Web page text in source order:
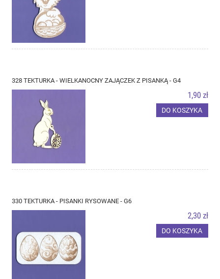
328 TEKTURKA - WIELKANOCNY ZAJĄCZEK Z PISANKĄ - G4
1,90 zł
DO KOSZYKA
330 TEKTURKA - PISANKI RYSOWANE - G6
2,30 zł
DO KOSZYKA